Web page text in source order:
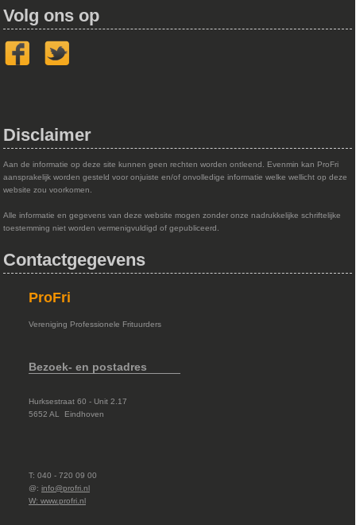
Volg ons op
Disclaimer
Aan de informatie op deze site kunnen geen rechten worden ontleend. Evenmin kan ProFri
aansprakelijk worden gesteld voor onjuiste en/of onvolledige informatie welke wellicht op deze
website zou voorkomen.
Alle informatie en gegevens van deze website mogen zonder onze nadrukkelijke schriftelijke
toestemming niet worden vermenigvuldigd of gepubliceerd.
Contactgegevens
ProFri
Vereniging Professionele Frituurders
Bezoek- en postadres
Hurksestraat 60 - Unit 2.17
5652 AL Eindhoven
T: 040 - 720 09 00
@: info@profri.nl
W: www.profri.nl